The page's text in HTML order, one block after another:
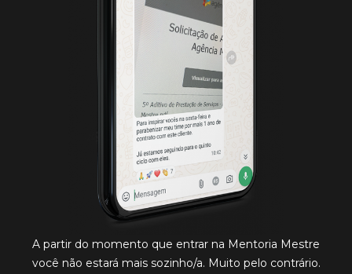
A partir do momento que entrar na Mentoria Mestre
você não estará mais sozinho/a. Muito pelo contrário.